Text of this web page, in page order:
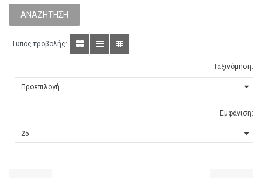
Τύπος προβολής:
Ταξινόμηση:
Εμφάνιση: